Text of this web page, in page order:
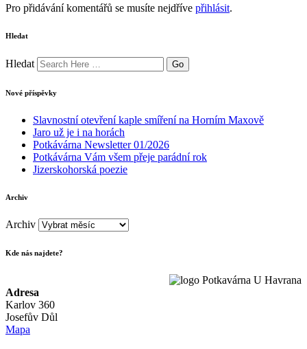
Pro přidávání komentářů se musíte nejdříve přihlásit.
Hledat
Hledat
Nové příspěvky
Slavnostní otevření kaple smíření na Horním Maxově
Jaro už je i na horách
Potkávárna Newsletter 01/2026
Potkávárna Vám všem přeje parádní rok
Jizerskohorská poezie
Archiv
Archiv
Kde nás najdete?
Adresa
Karlov 360
Josefův Důl
Mapa